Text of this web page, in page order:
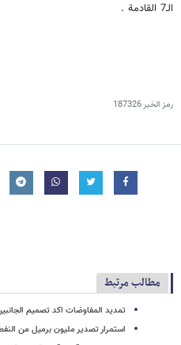
الـ7 القادمة .
رمز الخبر187326
مطالب مرتبط
تمدید المفاوضات اکد تصمیم
استمرار تصدیر ملیون برمیل من